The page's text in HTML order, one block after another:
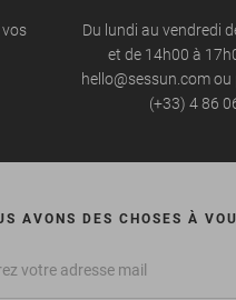
Du lundi au vendredi
et de 14h00 à
hello@sessun.com
(+33) 4 86
AVONS DES CHOSES À